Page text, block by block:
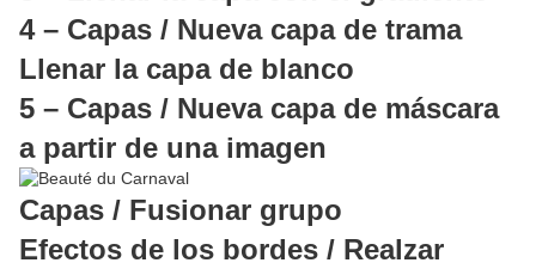
4 – Capas / Nueva capa de trama
Llenar la capa de blanco
5 – Capas / Nueva capa de máscara
a partir de una imagen
Capas / Fusionar grupo
Efectos de los bordes / Realzar